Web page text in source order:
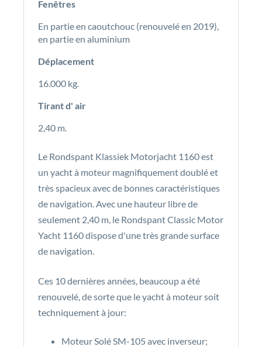
Fenêtres
En partie en caoutchouc (renouvelé en 2019),
en partie en aluminium
Déplacement
16.000 kg.
Tirant d' air
2,40 m.
Le Rondspant Klassiek Motorjacht 1160 est
un yacht à moteur magnifiquement doublé et
très spacieux avec de bonnes caractéristiques
de navigation. Avec une hauteur libre de
seulement 2,40 m, le Rondspant Classic Motor
Yacht 1160 dispose d'une très grande surface
de navigation.
Ces 10 dernières années, beaucoup a été
renouvelé, de sorte que le yacht à moteur soit
techniquement à jour:
Moteur Solé SM-105 avec inverseur;